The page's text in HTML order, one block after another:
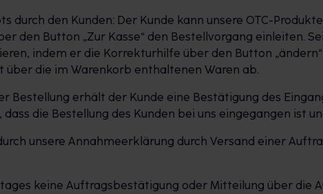
durch den Kunden: Der Kunde kann unsere OTC-
den Button „Zur Kasse“ den Bestellvorgang einleiten.
indem er die Korrekturhilfe über den Button
die im Warenkorb enthaltenen Waren ab.
Bestellung erhält der Kunde eine Bestätigung des
die Bestellung des Kunden bei uns eingegangen ist
unsere Annahmeerklärung durch Versand einer
keine Auftragsbestätigung oder Mitteilung über